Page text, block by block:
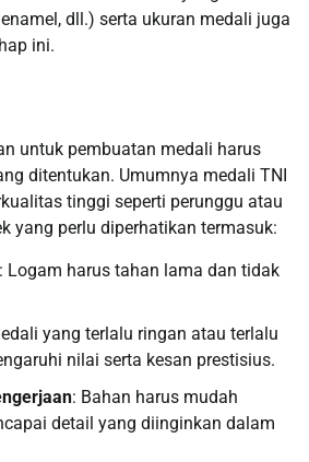
dll.) serta ukuran medali juga
ini.
untuk pembuatan medali harus
ditentukan. Umumnya medali TNI
tinggi seperti perunggu atau
yang perlu diperhatikan termasuk:
: Logam harus tahan lama dan tidak
yang terlalu ringan atau terlalu
nilai serta kesan prestisius.
: Bahan harus mudah
detail yang diinginkan dalam